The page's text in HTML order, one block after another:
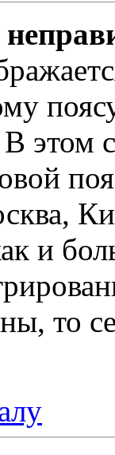
этом
и
то